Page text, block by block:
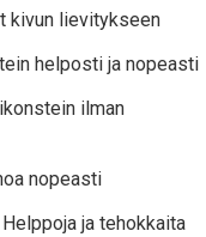
kivun lievitykseen
helposti ja nopeasti
ilman
nopeasti
ja tehokkaita